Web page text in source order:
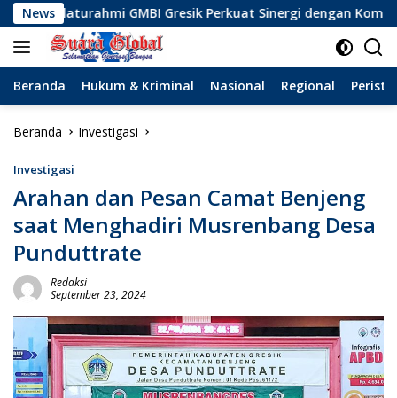
Langsung
ke
konten
News
GMBI Gresik Perkuat Sinergi dengan Komunitas Wong
Beranda Hukum & Kriminal Nasional Regional
Beranda Investigasi
Investigasi
Arahan dan Pesan Camat Benjeng
saat Menghadiri Musrenbang Desa
Punduttrate
Redaksi
September 23, 2024